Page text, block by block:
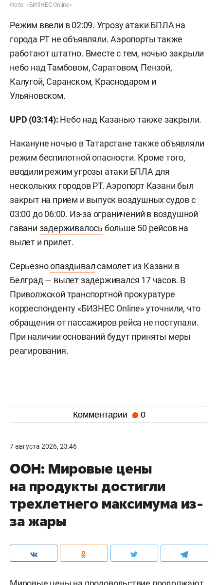
Фото: «БИЗНЕС Online»
Режим ввели в 02:09. Угрозу атаки БПЛА на
города РТ не объявляли. Аэропорты также
работают штатно. Вместе с тем, ночью закрыли
небо над Тамбовом, Саратовом, Пензой,
Калугой, Саранском, Краснодаром и
Ульяновском.
UPD (03:14): Небо над Казанью также закрыли.
Накануне ночью в Татарстане также объявляли
режим беспилотной опасности. Кроме того,
вводили режим угрозы атаки БПЛА для
нескольких городов РТ. Аэропорт Казани был
закрыт на прием и выпуск воздушных судов с
03:00 до 06:00. Из-за ограничений в воздушной
гавани задерживалось больше 50 рейсов на
вылет и прилет.
Серьезноопаздывалсамолет из Казани в
Белград — вылет задерживался 17 часов. В
Приволжской транспортной прокуратуре
корреспонденту «БИЗНЕС Online» уточнили, что
обращения от пассажиров рейса не поступали.
При наличии оснований будут приняты меры
реагирования.
Комментарии 0
7 августа 2026, 23:46
ООН: Мировые цены
на продукты достигли
трехлетнего максимума из-
за жары